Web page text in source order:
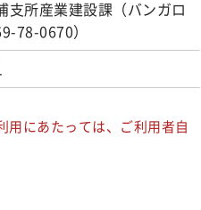
支所産業建設課（バンガロ
78-0670）
用にあたっては、ご利用者自